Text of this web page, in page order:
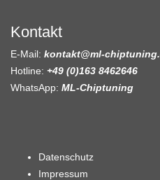
Kontakt
E-Mail: kontakt@ml-
Hotline: +49 (0)163 8462646
WhatsApp: ML-Chiptuning
Datenschutz
Impressum